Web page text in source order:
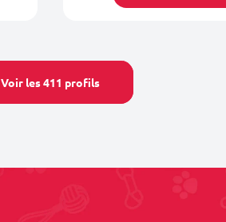
Voir les 411 profils